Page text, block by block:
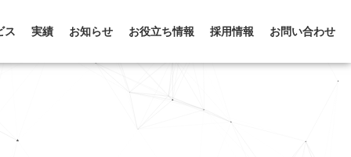
ス 実績 お知らせ お役立ち情報 採用情報 お問い合わせ